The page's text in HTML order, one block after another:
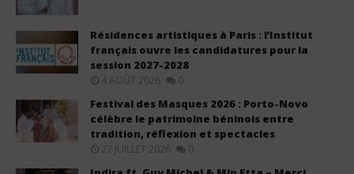
Résidences artistiques à Paris : l’Institut
français ouvre les candidatures pour la
session 2027-2028
4 AOÛT 2026 0
Festival des Masques 2026 : Porto-Novo
célèbre le patrimoine béninois entre
tradition, réflexion et spectacles
27 JUILLET 2026 0